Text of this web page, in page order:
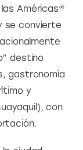
Américas®
se convierte
destino
gastronomía
y
con